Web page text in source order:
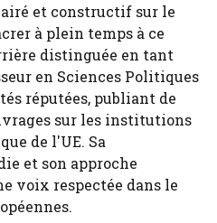
et constructif sur le
à plein temps à ce
distinguée en tant
en Sciences Politiques
réputées, publiant de
sur les institutions
de l'UE. Sa
et son approche
voix respectée dans le